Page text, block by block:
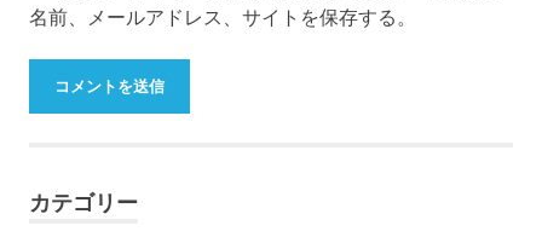
名前、メールアドレス、サイトを保存する。
カテゴリー